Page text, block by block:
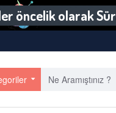
öncelik olarak